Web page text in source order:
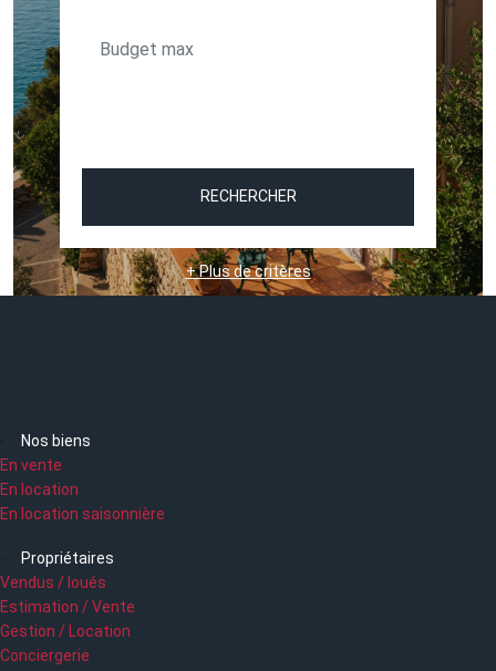
RECHERCHER
+ Plus de critères
Nos biens
En vente
En location
En location saisonnière
Propriétaires
Vendus / loués
Estimation / Vente
Gestion / Location
Conciergerie